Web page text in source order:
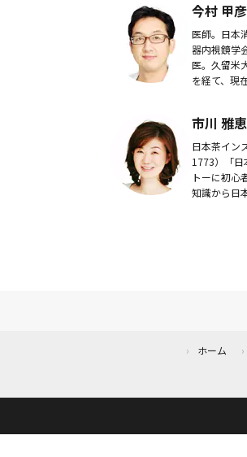
温泉が...
今村 甲彦
医師。日本
器内視鏡学
医。久留米
を経て、現
化器・肝臓領
市川 雅恵
日本茶イン
1773）「日
トーに初心
知識から日
ホーム